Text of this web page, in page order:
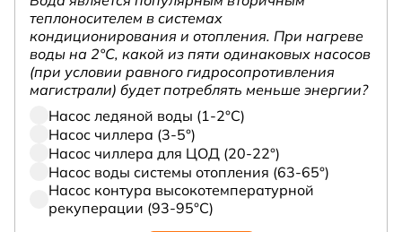
теплоносителем в системах
кондиционирования и отопления. При нагреве
воды на 2°С, какой из пяти одинаковых насосов
(при условии равного гидросопротивления
магистрали) будет потреблять меньше энергии?
Насос ледяной воды (1-2°С)
Насос чиллера (3-5°)
Насос чиллера для ЦОД (20-22°)
Насос воды системы отопления (63-65°)
Насос контура высокотемпературной
рекуперации (93-95°С)